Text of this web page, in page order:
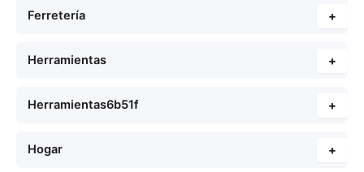
Ferretería +
Herramientas +
Herramientas6b51f +
Hogar +